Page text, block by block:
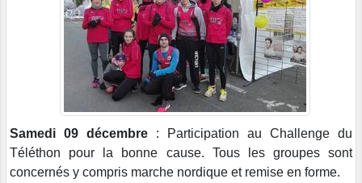
Samedi 09 décembre : Participation au Challenge du
Téléthon pour la bonne cause. Tous les groupes sont
concernés y compris marche nordique et remise en forme.